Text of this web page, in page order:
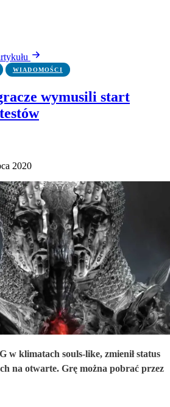
WIADOMOŚCI
wymusili start
2020
w klimatach souls-like, zmienił status
na otwarte. Grę można pobrać przez